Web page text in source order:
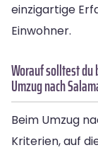
einzigartige
Einwohner.
Worauf solltest
Umzug nach
Beim Umzug
Kriterien, auf